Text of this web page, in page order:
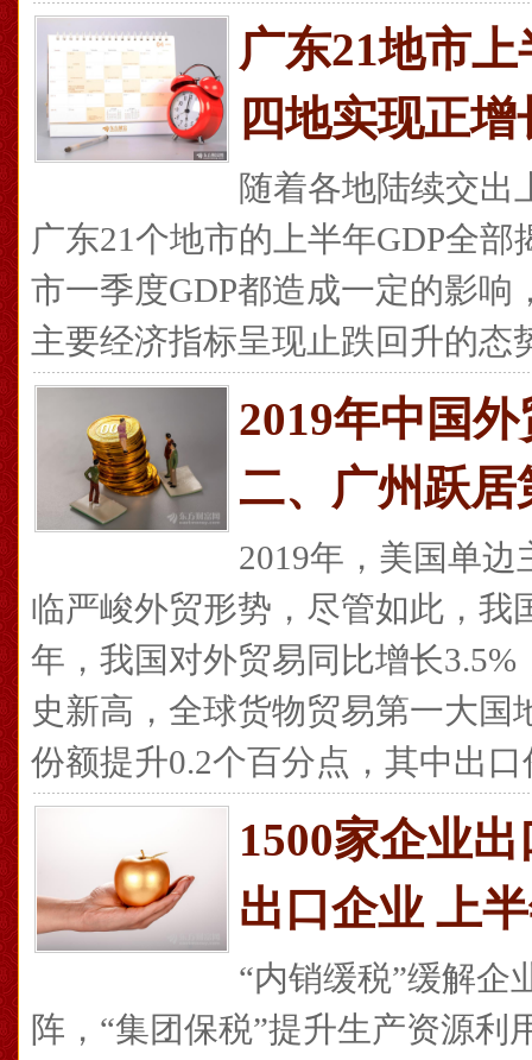
广东21地市
四地实现正增
随着各地陆续交出
广东21个地市的上半年GDP全
市一季度GDP都造成一定的影
主要经济指标呈现止跌回升的态
2019年中国
二、广州跃居
2019年，美国单
临严峻外贸形势，尽管如此，我
年，我国对外贸易同比增长
史新高，全球货物贸易第一大
份额提升0.2个百分点，其中出
1500家企业
出口企业 上
“内销缓税”缓解企
阵，“集团保税”提升生产资源